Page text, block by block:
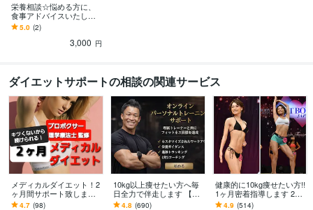
栄養相談☆悩める方に、
食事アドバイスいたしま
す 病院５年→スポーツジ
ム勤務の管理栄養士が健
5.0 (2)
3,000 円
ダイエットサポートの相談の関連サービス
メディカルダイエット！2
ヶ月間サポート致します
国際認定理学療法士が直
4.7 (98)
10kg以上痩せたい方へ毎
日全力で伴走します 【残
り1名様】通常42,000円 →
4.8 (690)
健康的に10kg痩せたい方!!
1ヶ月密着指導します 20k
g痩せたプロトレーナーに
4.9 (514)